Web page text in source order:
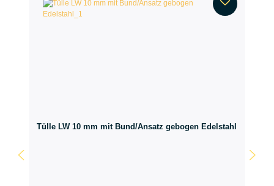
Tülle LW 10 mm mit Bund/Ansatz gebogen Edelstahl